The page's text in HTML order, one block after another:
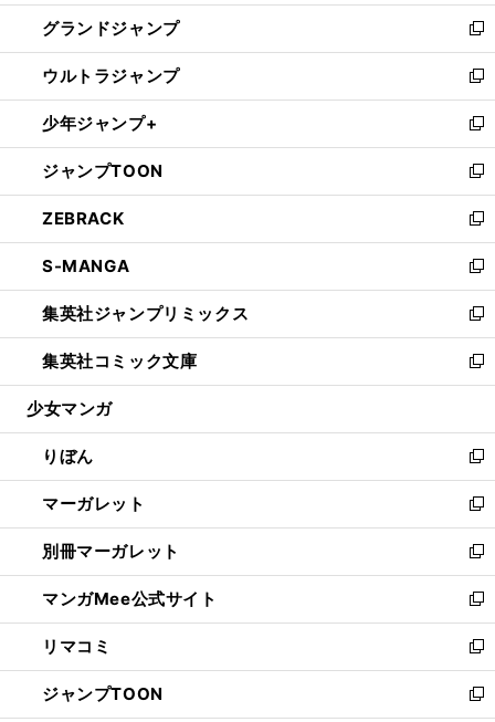
ウ
で
開
く
ン
ド
ウ
で
開
く
ウ
ィ
ン
ド
ウ
で
開
く
し
い
ウ
ィ
ン
ド
ウ
で
開
く
グランドジャンプ
新
し
い
ウ
ィ
ン
ド
ウ
で
開
く
ウルトラジャンプ
新
し
い
ウ
ィ
ン
ド
ウ
で
開
く
少年ジャンプ+
新
し
い
ウ
ィ
ン
ド
ウ
で
開
く
ジャンプTOON
新
し
い
ウ
ィ
ン
ド
ウ
で
開
ZEBRACK
新
し
い
ウ
ィ
ン
ド
ウ
開
く
S-MANGA
新
し
い
ウ
ィ
ン
ウ
で
開
く
集英社ジャンプリミックス
新
し
い
ウ
ン
ド
ウ
で
開
く
集英社コミック文庫
新
し
ウ
ィ
ン
ド
ウ
で
開
く
少女マンガ
りぼん
新
し
い
ウ
ィ
ン
ド
ウ
で
開
く
マーガレット
新
し
い
ウ
ィ
ン
ド
ウ
で
開
別冊マーガレット
新
し
い
ウ
ィ
ン
ド
マンガMee公式サイト
新
し
い
ウ
ィ
リマコミ
新
し
い
ジャンプTOON
新